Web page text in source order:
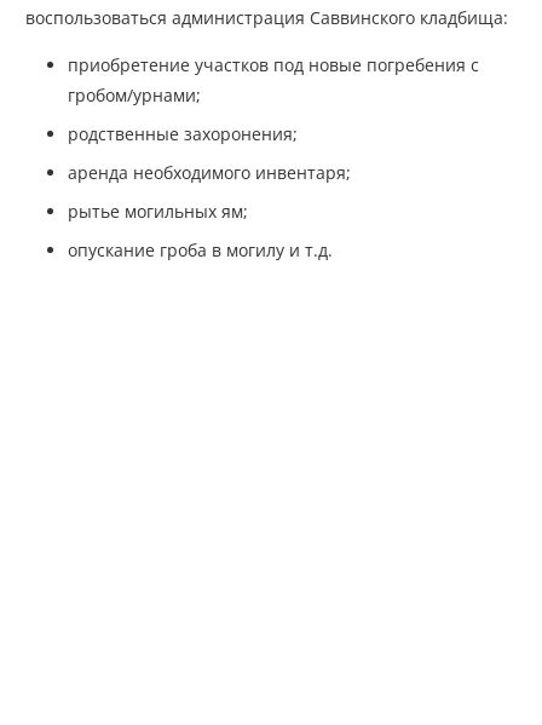
воспользоваться администрация Саввинского кладбища:
приобретение участков под новые погребения с
гробом/урнами;
родственные захоронения;
аренда необходимого инвентаря;
рытье могильных ям;
опускание гроба в могилу и т.д.